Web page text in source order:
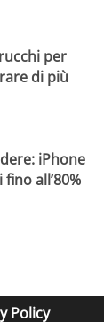
per
di più
iPhone
all’80%
Policy